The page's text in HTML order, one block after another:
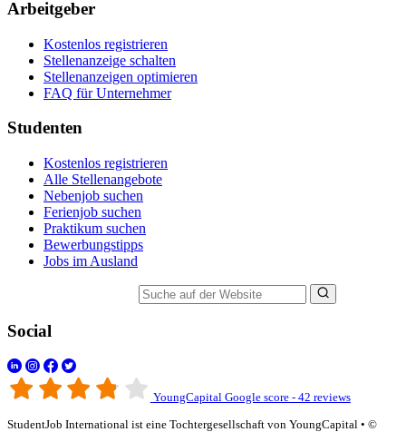
Arbeitgeber
Kostenlos registrieren
Stellenanzeige schalten
Stellenanzeigen optimieren
FAQ für Unternehmer
Studenten
Kostenlos registrieren
Alle Stellenangebote
Nebenjob suchen
Ferienjob suchen
Praktikum suchen
Bewerbungstipps
Jobs im Ausland
Social
YoungCapital Google score - 42 reviews
StudentJob International ist eine Tochtergesellschaft von YoungCapital • ©